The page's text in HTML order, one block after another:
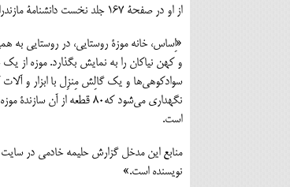
از او در صفحۀ 167 جلد نخست دانشنامۀ مازندران این گونه یاد آورده‌اند:
و کهن نیاکان را به نمایش بگذارد. موزه از
نگهداری می‌شود که80
است.
منابع این مدخل گزارش حلیمه خادمی در
نویسنده است.»